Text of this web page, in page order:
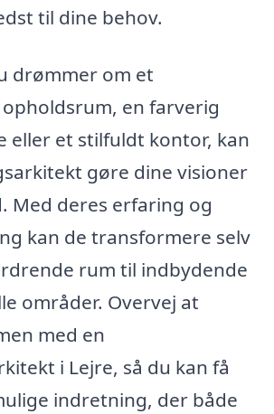
til dine behov.
drømmer om et
en farverig
eller et stilfuldt kontor, kan
gøre dine visioner
Med deres erfaring og
kan de transformere selv
rum til indbydende
områder. Overvej at
med en
i Lejre, så du kan få
indretning, der både